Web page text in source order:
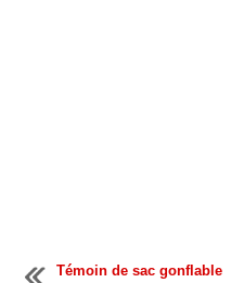
Témoin de sac gonflable